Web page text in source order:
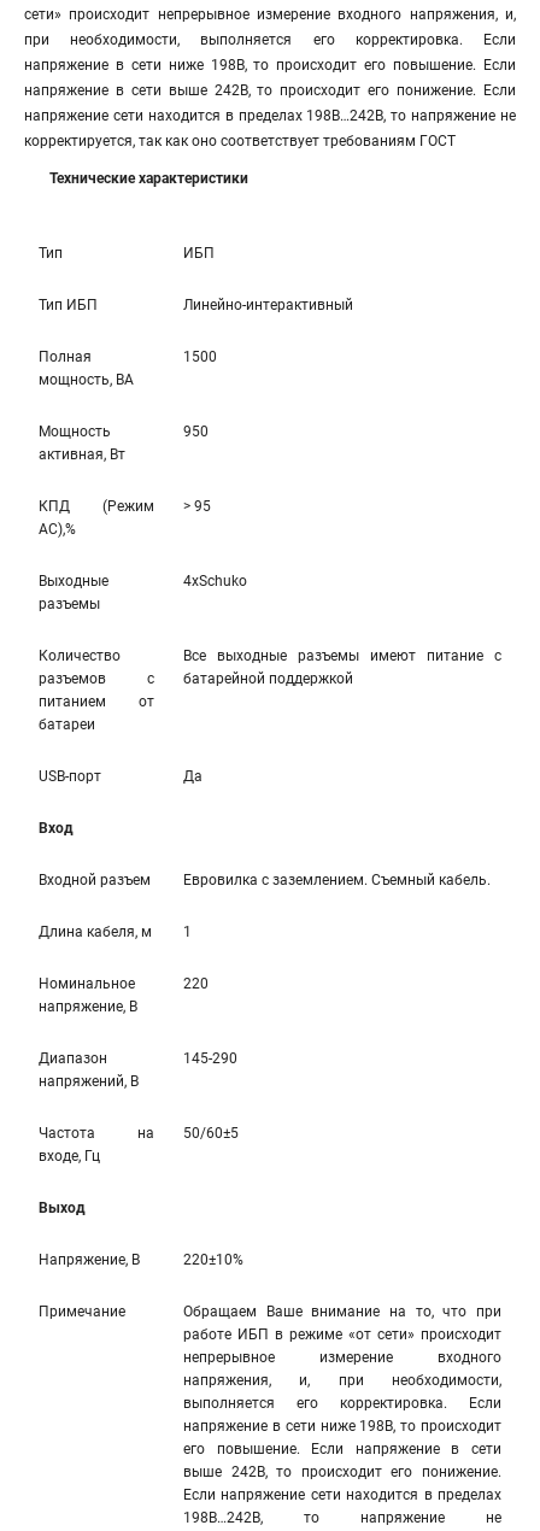
сети» происходит непрерывное измерение входного напряжения, и,
при необходимости, выполняется его корректировка. Если
напряжение в сети ниже 198В, то происходит его повышение. Если
напряжение в сети выше 242В, то происходит его понижение. Если
напряжение сети находится в пределах 198В…242В, то напряжение не
корректируется, так как оно соответствует требованиям ГОСТ
Технические характеристики
Тип ИБП
Тип ИБП Линейно-интерактивный
Полная
мощность, ВА
1500
Мощность
активная, Вт
950
КПД (Режим
AC),%
> 95
Выходные
разъемы
4xSchuko
Количество
разъемов с
питанием от
батареи
Все выходные разъемы имеют питание с
батарейной поддержкой
USB-порт Да
Вход
Входной разъем Евровилка с заземлением. Съемный кабель.
Длина кабеля, м 1
Номинальное
напряжение, В
220
Диапазон
напряжений, В
145-290
Частота на
входе, Гц
50/60±5
Выход
Напряжение, В 220±10%
Примечание
Обращаем Ваше внимание на то, что при
работе ИБП в режиме «от сети» происходит
непрерывное измерение входного
напряжения, и, при необходимости,
выполняется его корректировка. Если
напряжение в сети ниже 198В, то происходит
его повышение. Если напряжение в сети
выше 242В, то происходит его понижение.
Если напряжение сети находится в пределах
198В…242В, то напряжение не